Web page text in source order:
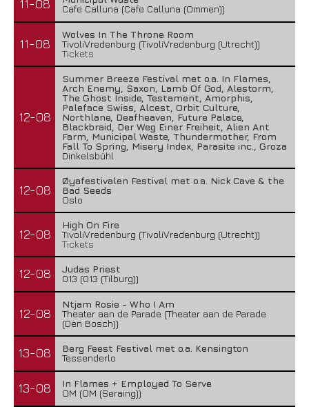
11-08
Cafe Calluna (Cafe Calluna (Ommen))
11-08
Wolves In The Throne Room
TivoliVredenburg (TivoliVredenburg (Utrecht))
Tickets
12-08
Summer Breeze Festival met o.a. In Flames,
Arch Enemy, Saxon, Lamb Of God, Alestorm,
The Ghost Inside, Testament, Amorphis,
Paleface Swiss, Alcest, Orbit Culture,
Northlane, Deafheaven, Future Palace,
Blackbraid, Der Weg Einer Freiheit, Alien Ant
Farm, Municipal Waste, Thundermother, From
Fall To Spring, Misery Index, Parasite inc., Groza
Dinkelsbühl
12-08
Øyafestivalen Festival met o.a. Nick Cave & the
Bad Seeds
Oslo
12-08
High On Fire
TivoliVredenburg (TivoliVredenburg (Utrecht))
Tickets
12-08
Judas Priest
013 (013 (Tilburg))
12-08
Ntjam Rosie - Who I Am
Theater aan de Parade (Theater aan de Parade
(Den Bosch))
13-08
Berg Feest Festival met o.a. Kensington
Tessenderlo
13-08
In Flames + Employed To Serve
OM (OM (Seraing))